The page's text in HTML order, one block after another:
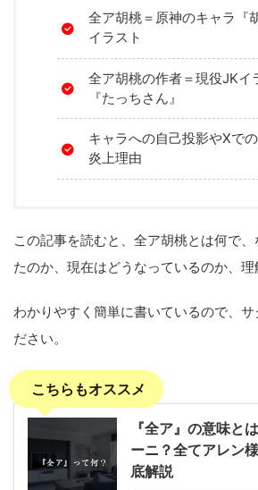
全ア胡桃＝原神のキャラ『
イラスト
全ア胡桃の作者＝現役JKイ
『たっちさん』
キャラへの自己投影やXで
炎上理由
この記事を読むと、全ア胡桃とは何で
たのか、現在はどうなっているのか、理
わかりやすく簡単に書いているので、サ
ださい。
こちらもオススメ
『全ア』の意味と
ーニ？全てアレン
底解説